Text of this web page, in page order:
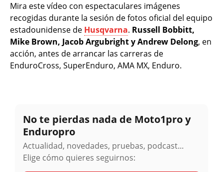
Mira este vídeo con espectaculares imágenes
recogidas durante la sesión de fotos oficial del equipo
estadounidense de Husqvarna. Russell Bobbitt,
Mike Brown, Jacob Argubright y Andrew Delong, en
acción, antes de arrancar las carreras de
EnduroCross, SuperEnduro, AMA MX, Enduro.
No te pierdas nada de Moto1pro y
Enduropro
Actualidad, novedades, pruebas, podcast...
Elige cómo quieres seguirnos: